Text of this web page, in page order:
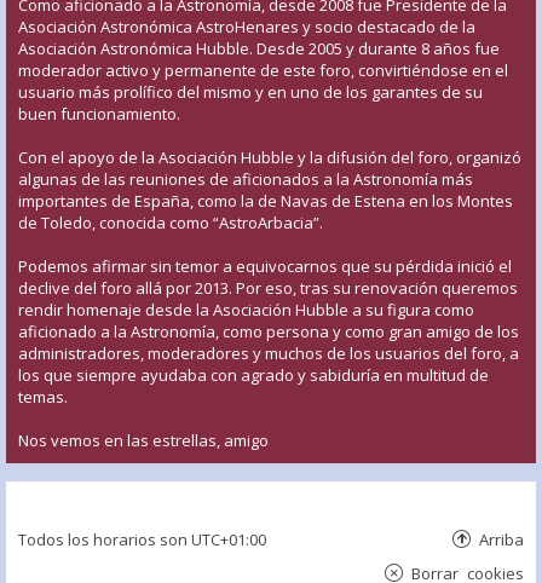
Como aficionado a la Astronomía, desde 2008 fue Presidente de la
Asociación Astronómica AstroHenares y socio destacado de la
Asociación Astronómica Hubble. Desde 2005 y durante 8 años fue
moderador activo y permanente de este foro, convirtiéndose en el
usuario más prolífico del mismo y en uno de los garantes de su
buen funcionamiento.
Con el apoyo de la Asociación Hubble y la difusión del foro, organizó
algunas de las reuniones de aficionados a la Astronomía más
importantes de España, como la de Navas de Estena en los Montes
de Toledo, conocida como “AstroArbacia”.
Podemos afirmar sin temor a equivocarnos que su pérdida inició el
declive del foro allá por 2013. Por eso, tras su renovación queremos
rendir homenaje desde la Asociación Hubble a su figura como
aficionado a la Astronomía, como persona y como gran amigo de los
administradores, moderadores y muchos de los usuarios del foro, a
los que siempre ayudaba con agrado y sabiduría en multitud de
temas.
Nos vemos en las estrellas, amigo
Todos los horarios son UTC+01:00 Arriba
Borrar cookies